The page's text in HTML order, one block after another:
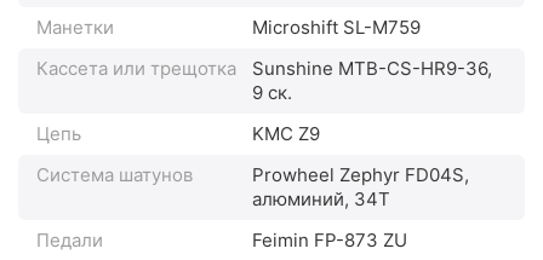
Манетки
Microshift SL-M759
Кассета или трещотка
Sunshine MTB-CS-HR9-36,
9 ск.
Цепь
KMC Z9
Система шатунов
Prowheel Zephyr FD04S,
алюминий, 34Т
Педали
Feimin FP-873 ZU